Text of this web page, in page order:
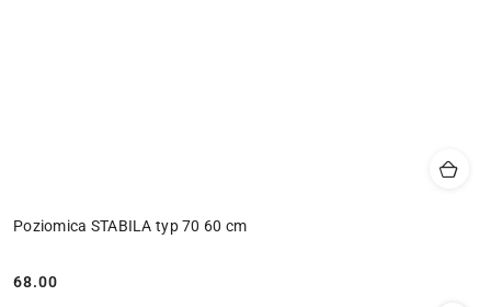
Poziomica STABILA typ 70 60 cm
Cena:
68.00